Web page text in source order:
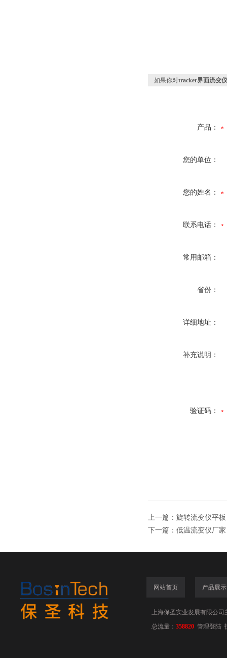
如果你对tracker界面流变仪
产品：
您的单位：
您的姓名：
联系电话：
常用邮箱：
省份：
详细地址：
补充说明：
验证码：
上一篇： 旋转流变仪平板
下一篇： 低温流变仪厂家
网站首页 产品展示
上海保圣实业发展有限公司
总流量： 358820 管理登陆